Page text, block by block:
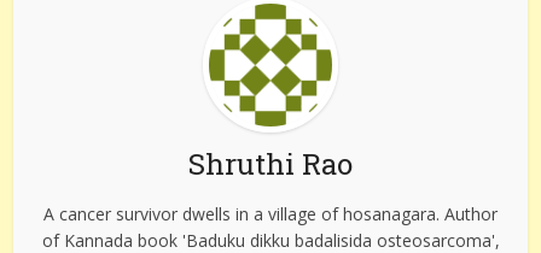
Shruthi Rao
A cancer survivor dwells in a village of hosanagara. Author
of Kannada book 'Baduku dikku badalisida osteosarcoma',